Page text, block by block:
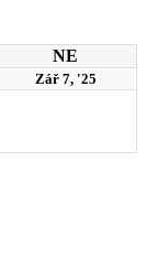
NE
Zář 7, '25